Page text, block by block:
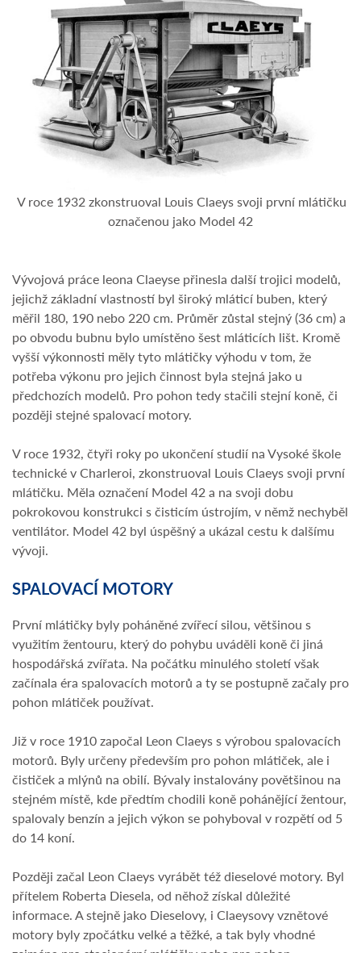
V roce 1932 zkonstruoval Louis Claeys svoji první mlátičku
označenou jako Model 42
Vývojová práce leona Claeyse přinesla další trojici modelů,
jejichž základní vlastností byl široký mláticí buben, který
měřil 180, 190 nebo 220 cm. Průměr zůstal stejný (36 cm) a
po obvodu bubnu bylo umístěno šest mláticích lišt. Kromě
vyšší výkonnosti měly tyto mlátičky výhodu v tom, že
potřeba výkonu pro jejich činnost byla stejná jako u
předchozích modelů. Pro pohon tedy stačili stejní koně, či
později stejné spalovací motory.
V roce 1932, čtyři roky po ukončení studií na Vysoké škole
technické v Charleroi, zkonstruoval Louis Claeys svoji první
mlátičku. Měla označení Model 42 a na svoji dobu
pokrokovou konstrukci s čisticím ústrojím, v němž nechyběl
ventilátor. Model 42 byl úspěšný a ukázal cestu k dalšímu
vývoji.
SPALOVACÍ MOTORY
První mlátičky byly poháněné zvířecí silou, většinou s
využitím žentouru, který do pohybu uváděli koně či jiná
hospodářská zvířata. Na počátku minulého století však
začínala éra spalovacích motorů a ty se postupně začaly pro
pohon mlátiček používat.
Již v roce 1910 započal Leon Claeys s výrobou spalovacích
motorů. Byly určeny především pro pohon mlátiček, ale i
čističek a mlýnů na obilí. Bývaly instalovány povětšinou na
stejném místě, kde předtím chodili koně pohánějící žentour,
spalovaly benzín a jejich výkon se pohyboval v rozpětí od 5
do 14 koní.
Později začal Leon Claeys vyrábět též dieselové motory. Byl
přítelem Roberta Diesela, od něhož získal důležité
informace. A stejně jako Dieselovy, i Claeysovy vznětové
motory byly zpočátku velké a těžké, a tak byly vhodné